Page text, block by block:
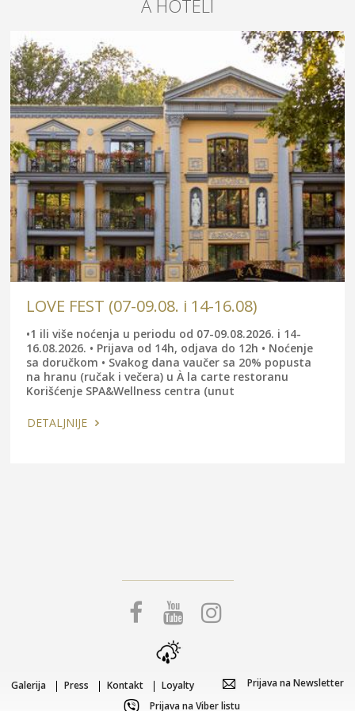
A HOTELI
LOVE FEST (07-09.08. i 14-16.08)
•1 ili više noćenja u periodu od 07-09.08.2026. i 14-
16.08.2026. • Prijava od 14h, odjava do 12h • Noćenje
sa doručkom • Svakog dana vaučer sa 20% popusta
na hranu (ručak i večera) u À la carte restoranu
Korišćenje SPA&Wellness centra (unut
DETALJNIJE
Galerija Press Kontakt Loyalty
Prijava na Newsletter
Prijava na Viber listu